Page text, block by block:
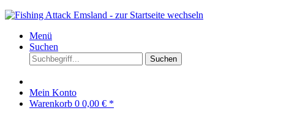
Menü
Suchen
Suchen
Mein Konto
Warenkorb 0 0,00 € *